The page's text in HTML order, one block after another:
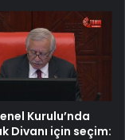
Kurulu’nda
Divanı için seçim: